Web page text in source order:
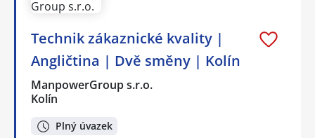
Technik zákaznické kvality |
Angličtina | Dvě směny | Kolín
ManpowerGroup s.r.o.
Kolín
Plný úvazek